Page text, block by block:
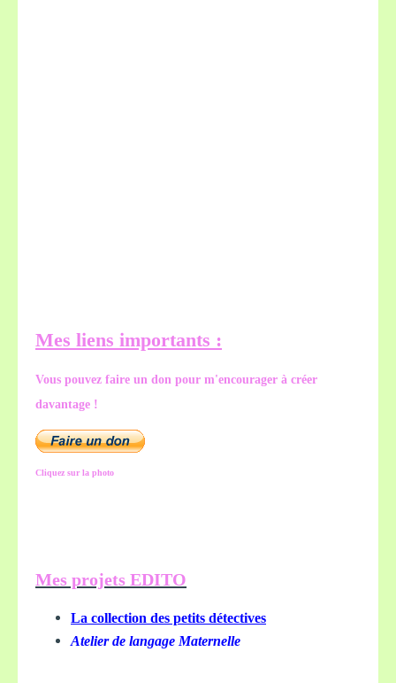
Mes liens importants :
Vous pouvez faire un don pour m'encourager à créer
davantage !
Cliquez sur la photo
Mes projets EDITO
La collection des petits détectives
Atelier de langage Maternelle